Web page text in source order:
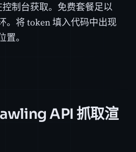
制台获取。免费套餐足以
。将 token 填入代码中出现
置。
API 抓取渲